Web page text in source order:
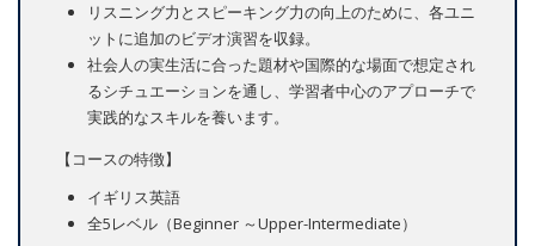
リスニング力とスピーキング力の向上のために、各ユニ
ットに追加のビデオ演習を収録。
社会人の実生活に合った題材や国際的な場面で想定され
るシチュエーションを通し、学習者中心のアプローチで
実践的なスキルを養います。
【コースの特徴】
イギリス英語
全5レベル（Beginner ～Upper-Intermediate）